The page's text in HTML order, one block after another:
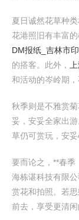
夏日诚然花草种类
花港照旧有丰富的
DM报纸_吉林市印
的搭客。此外，
和活动的岑岭期，
秋季则是不雅赏
妥，安妥全家出
草仍可赏玩，安妥
要而论之，**春季
海栋谌科技有限
赏花和拍照。若
前去，享受更清闲